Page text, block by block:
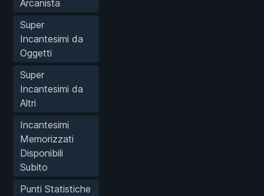
Arcanista
Super
Incantesimi da
Oggetti
Super
Incantesimi da
Altri
Incantesimi
Memorizzati
Disponibili
Subito
Punti Statistiche